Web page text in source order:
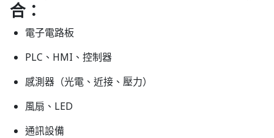
合：
電子電路板
PLC、HMI、控制器
感測器（光電、近接、壓力）
風扇、LED
通訊設備